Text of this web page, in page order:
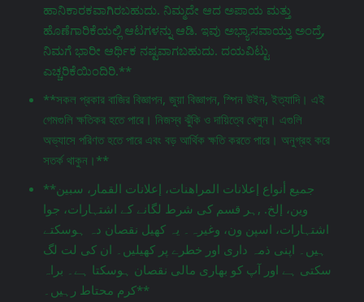
ಹಾನಿಕಾರಕವಾಗಿರಬಹುದು. ನಿಮ್ಮದೇ ಆದ ಅಪಾಯ ಮತ್ತು
ಹೊಣೆಗಾರಿಕೆಯಲ್ಲಿ ಆಟಗಳನ್ನು ಆಡಿ. ಇವು ಅಭ್ಯಾಸವಾಯ್ತು ಅಂದ್ರೆ,
ನಿಮಗೆ ಭಾರೀ ಆರ್ಥಿಕ ನಷ್ಟವಾಗಬಹುದು. ದಯವಿಟ್ಟು
ಎಚ್ಚರಿಕೆಯಿಂದಿರಿ.**
**সকল প্রকার বাজির বিজ্ঞাপন, জুয়া বিজ্ঞাপন, স্পিন উইন, ইত্যাদি। এই
গেমগুলি ক্ষতিকর হতে পারে। নিজস্ব ঝুঁকি ও দায়িত্বে খেলুন। এগুলি
অভ্যাসে পরিণত হতে পারে এবং বড় আর্থিক ক্ষতি করতে পারে। অনুগ্রহ করে
সতর্ক থাকুন।**
**جميع أنواع إعلانات المراهنات، إعلانات القمار، سبين
وين، إلخ. ,ہر قسم کی شرط لگانے کے اشتہارات، جوا
اشتہارات، اسپن ون، وغیرہ۔ یہ کھیل نقصان دہ ہوسکتے
ہیں۔ اپنی ذمہ داری اور خطرے پر کھیلیں۔ ان کی لت لگ
سکتی ہے اور آپ کو بھاری مالی نقصان ہوسکتا ہے۔ براہ
کرم محتاط رہیں۔**